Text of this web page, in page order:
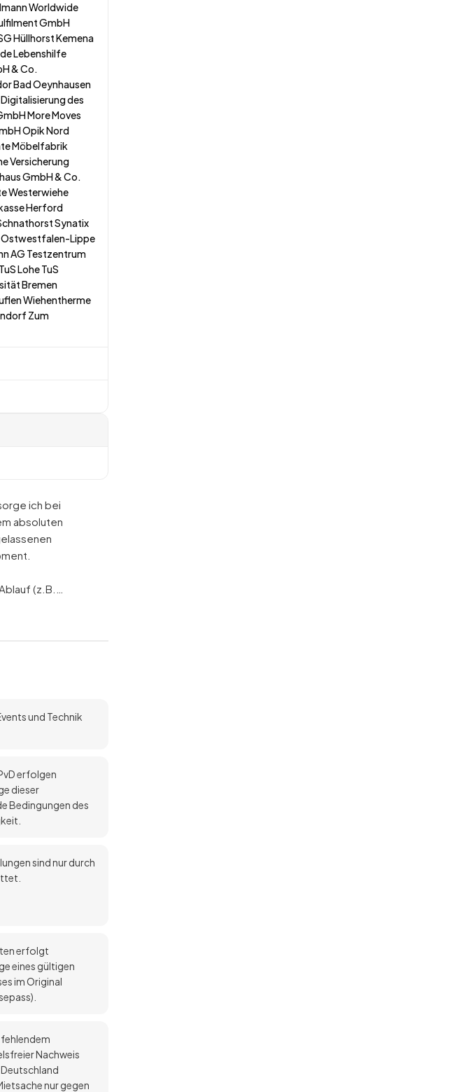
Worldwide
GmbH
Hüllhorst Kemena
Lebenshilfe
& Co.
Bad Oeynhausen
des
More Moves
Opik Nord
Möbelfabrik
Versicherung
GmbH & Co.
Westerwiehe
Herford
Synatix
Ostwestfalen-Lippe
AG Testzentrum
Lohe TuS
Bremen
Wiehentherme
Zum
ich bei
absoluten
(z.B.…
und Technik
erfolgen
dieser
Bedingungen des
sind nur durch
erfolgt
eines gültigen
im Original
Nachweis
nur gegen